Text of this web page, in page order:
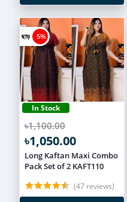
ছাড় 5%
In Stock
৳1,100.00
৳1,050.00
Long Kaftan Maxi Combo
Pack Set of 2 KAFT110
(47 reviews)